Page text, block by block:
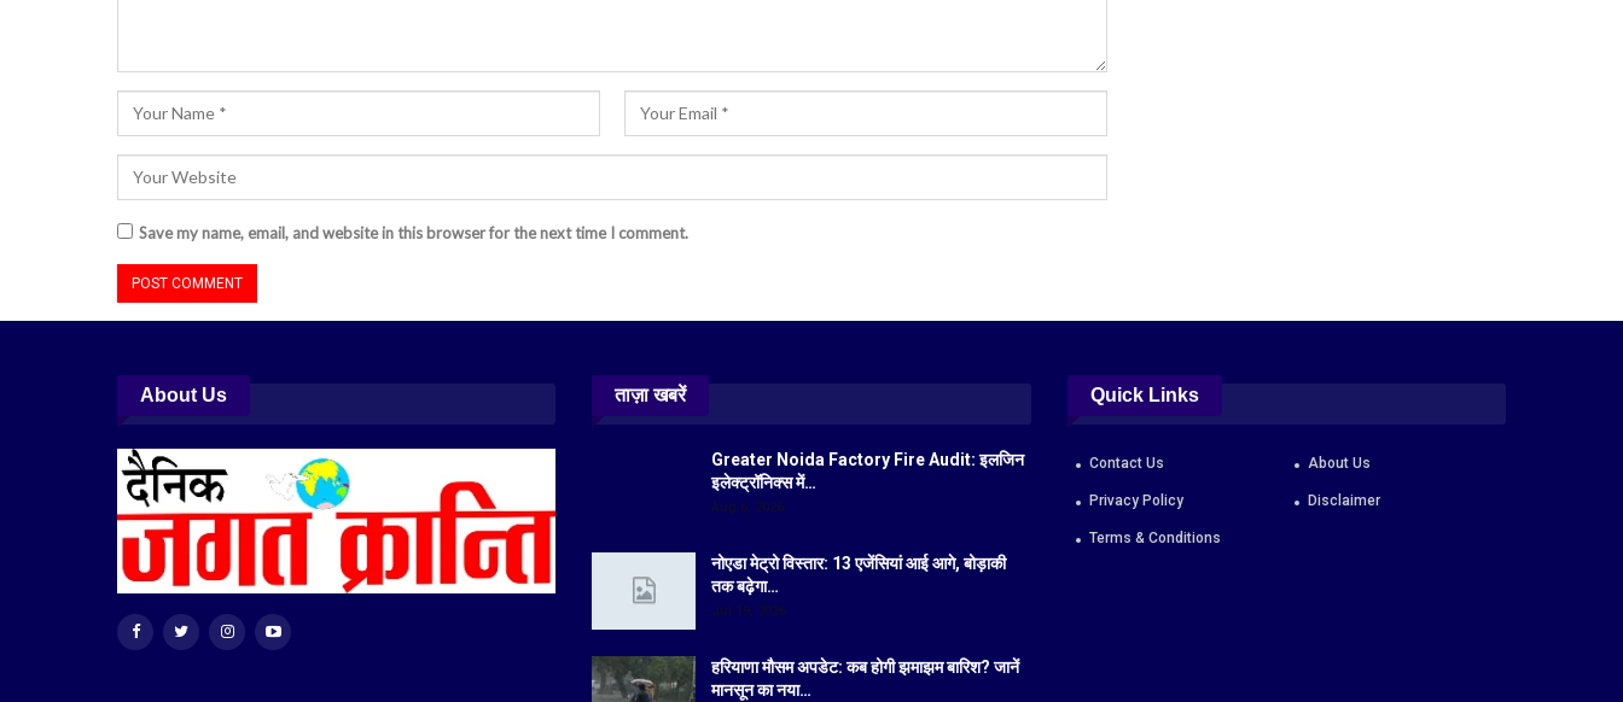
Save my name, email, and website in this browser for the next time I comment.
About Us ताज़ा खबरें
Greater Noida Factory Fire Audit: इलजिन
इलेक्ट्रॉनिक्स में…
Aug 6, 2026
नोएडा मेट्रो विस्तार: 13 एजेंसियां आई आगे, बोड़ाकी
तक बढ़ेगा…
Jul 19, 2026
हरियाणा मौसम अपडेट: कब होगी झमाझम बारिश? जानें
मानसून का नया…
Quick Links
Contact Us About Us
Privacy Policy Disclaimer
Terms & Conditions